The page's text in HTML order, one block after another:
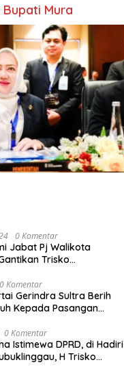
Mura
0 Komentar
Jabat Pj Walikota
Trisko
0 Komentar
Gerindra Sultra Berih
Kepada Pasangan
di Pilkada Konawe 2024
0 Komentar
Istimewa DPRD, di Hadiri
H Trisko